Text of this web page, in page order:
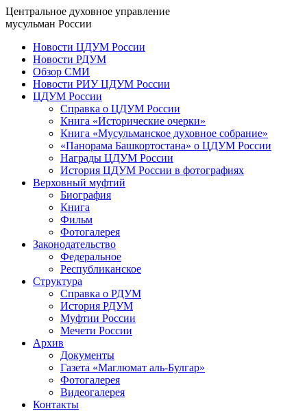
Центральное духовное управление
мусульман России
Новости ЦДУМ России
Новости РДУМ
Обзор СМИ
Новости РИУ ЦДУМ России
ЦДУМ России
Справка о ЦДУМ России
Книга «Исторические очерки»
Книга «Мусульманское духовное собрание»
«Панорама Башкортостана» о ЦДУМ России
Награды ЦДУМ России
История ЦДУМ России в фотографиях
Верховный муфтий
Биография
Книга
Фильм
Фотогалерея
Законодательство
Федеральное
Республиканское
Структура
Справка о РДУМ
История РДУМ
Муфтии России
Мечети России
Архив
Документы
Газета «Маглюмат аль-Булгар»
Фотогалерея
Видеогалерея
Контакты